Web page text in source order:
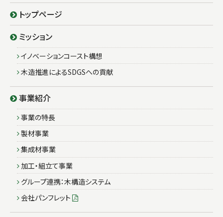
トップページ
ミッション
イノベーションコースト構想
木造推進によるSDGSへの貢献
事業紹介
事業の特長
製材事業
集成材事業
加工・組立て事業
グループ連携：木構造システム
会社パンフレット